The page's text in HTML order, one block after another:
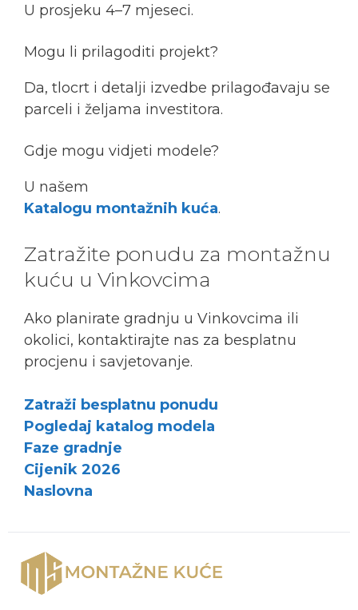
U prosjeku 4–7 mjeseci.
Mogu li prilagoditi projekt?
Da, tlocrt i detalji izvedbe prilagođavaju se
parceli i željama investitora.
Gdje mogu vidjeti modele?
U našem
Katalogu montažnih kuća.
Zatražite ponudu za montažnu
kuću u Vinkovcima
Ako planirate gradnju u Vinkovcima ili
okolici, kontaktirajte nas za besplatnu
procjenu i savjetovanje.
Zatraži besplatnu ponudu
Pogledaj katalog modela
Faze gradnje
Cijenik 2026
Naslovna